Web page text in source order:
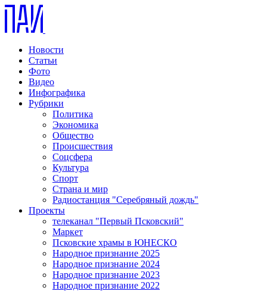
Новости
Статьи
Фото
Видео
Инфографика
Рубрики
Политика
Экономика
Общество
Происшествия
Соцсфера
Культура
Спорт
Страна и мир
Радиостанция "Серебряный дождь"
Проекты
телеканал "Первый Псковский"
Маркет
Псковские храмы в ЮНЕСКО
Народное признание 2025
Народное признание 2024
Народное признание 2023
Народное признание 2022